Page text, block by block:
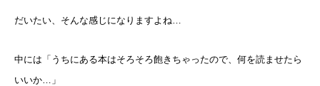
だいたい、そんな感じになりますよね…
中には「うちにある本はそろそろ飽きちゃったので、何を読ませたら
いいか…」